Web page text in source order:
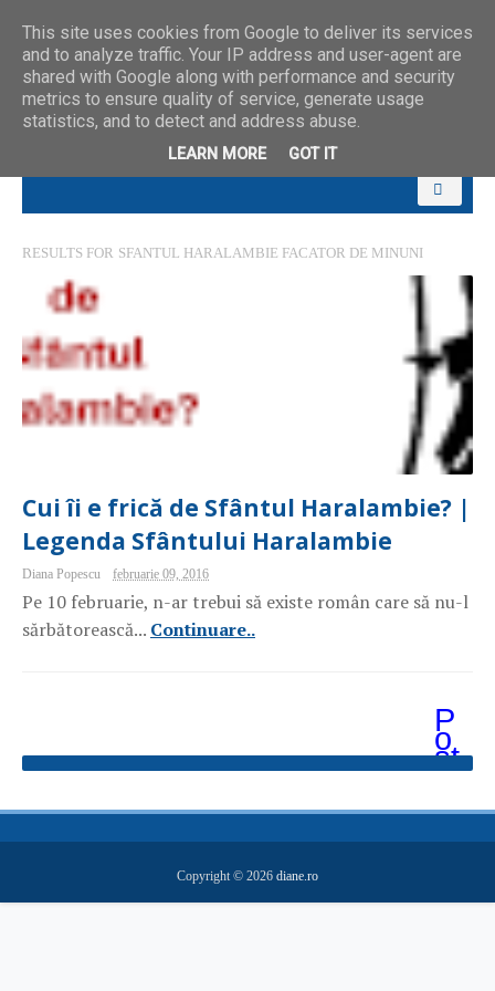
RESULTS FOR SFANTUL HARALAMBIE FACATOR DE MINUNI
Cui îi e frică de Sfântul Haralambie? |
Legenda Sfântului Haralambie
Diana Popescu februarie 09, 2016
Pe 10 februarie, n-ar trebui să existe român care să nu-l
sărbătorească... Continuare..
P
o
st
ăr
m
ai
v
hi
Copyright © 2026 diane.ro
This site uses cookies from Google to deliver its services
and to analyze traffic. Your IP address and user-agent are
shared with Google along with performance and security
metrics to ensure quality of service, generate usage
statistics, and to detect and address abuse.
LEARN MORE GOT IT